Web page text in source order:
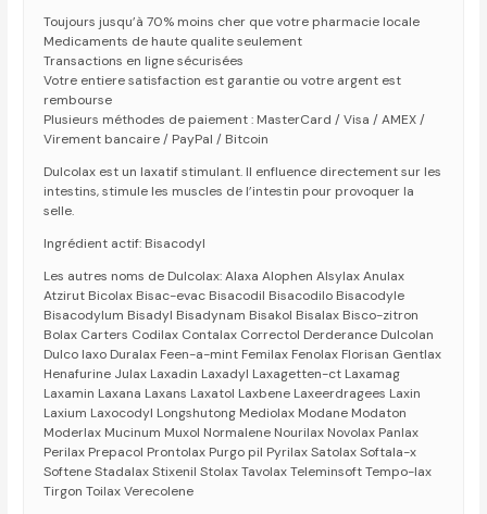
Toujours jusqu’à 70% moins cher que votre pharmacie locale
Medicaments de haute qualite seulement
Transactions en ligne sécurisées
Votre entiere satisfaction est garantie ou votre argent est
rembourse
Plusieurs méthodes de paiement : MasterCard / Visa / AMEX /
Virement bancaire / PayPal / Bitcoin
Dulcolax est un laxatif stimulant. Il enfluence directement sur les
intestins, stimule les muscles de l’intestin pour provoquer la
selle.
Ingrédient actif: Bisacodyl
Les autres noms de Dulcolax: Alaxa Alophen Alsylax Anulax
Atzirut Bicolax Bisac-evac Bisacodil Bisacodilo Bisacodyle
Bisacodylum Bisadyl Bisadynam Bisakol Bisalax Bisco-zitron
Bolax Carters Codilax Contalax Correctol Derderance Dulcolan
Dulco laxo Duralax Feen-a-mint Femilax Fenolax Florisan Gentlax
Henafurine Julax Laxadin Laxadyl Laxagetten-ct Laxamag
Laxamin Laxana Laxans Laxatol Laxbene Laxeerdragees Laxin
Laxium Laxocodyl Longshutong Mediolax Modane Modaton
Moderlax Mucinum Muxol Normalene Nourilax Novolax Panlax
Perilax Prepacol Prontolax Purgo pil Pyrilax Satolax Softala-x
Softene Stadalax Stixenil Stolax Tavolax Teleminsoft Tempo-lax
Tirgon Toilax Verecolene